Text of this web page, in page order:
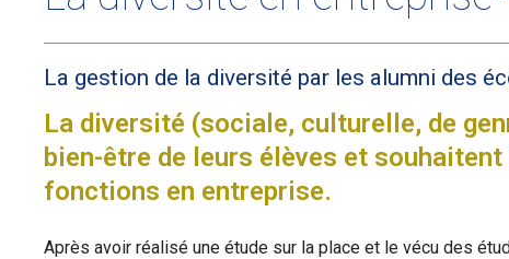
La gestion de la diversité par les alumni des
La diversité (sociale, culturelle, de
bien-être de leurs élèves et
fonctions en entreprise.
Après avoir réalisé une étude sur la place et le vécu des